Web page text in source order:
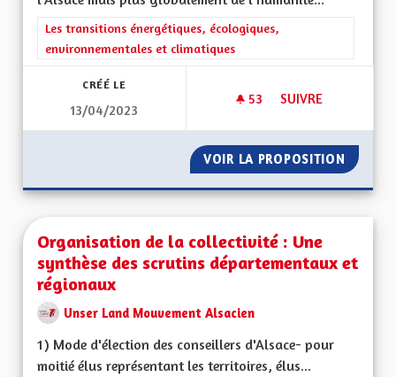
Filtrer les résultats de la catégorie : Les transitions
Les transitions énergétiques, écologiques,
environnementales et climatiques
CRÉÉ LE
13/04/2023
53 53 ABONNÉS
SUIVRE
VOIR LA PROPOSITION UNE
Organisation de la collectivité : Une
synthèse des scrutins départementaux et
régionaux
Unser Land Mouvement Alsacien
1) Mode d'élection des conseillers d'Alsace- pour
moitié élus représentant les territoires, élus...